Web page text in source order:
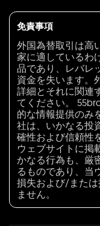
免責事項
外国為替取引は高
家に適しているわ
品であり、レバレ
資金を失います。
詳細とそれに関連
てください。
的な情報提供のみ
社は、いかなる投
確性および信頼性
ウェブサイトに掲
かなる行為も、厳
るものであり、当
損失および/また
ません。